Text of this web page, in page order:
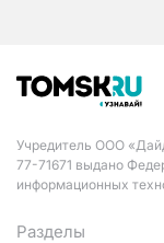
Учредитель ООО
77-71671 выдано
информационных
Разделы